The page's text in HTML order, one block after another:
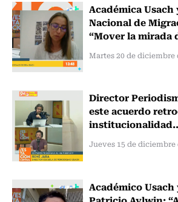
Académica Usach
Nacional de
“Mover la mirada
Martes 20 de diciembre
Director
este acuerdo
Jueves 15 de diciembre
Académico